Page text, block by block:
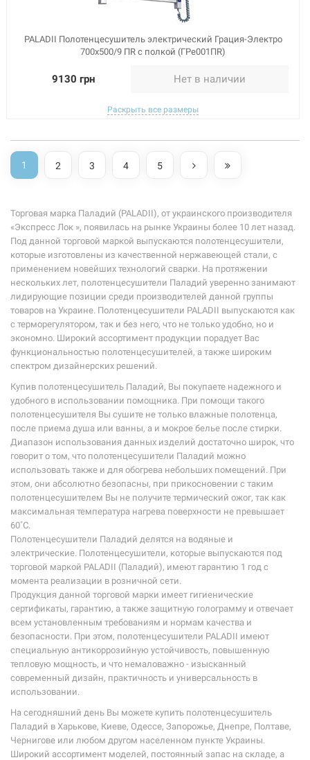
PALADII Полотенцесушитель электрический Грация-Электро
700х500/9 ПR с полкой (ГРе001ПR)
9130 грн Нет в наличии
Раскрыть все размеры
1 2 3 4 5
Торговая марка Паладий (PALADII), от украинского производителя
«Экспресс Лок », появилась на рынке Украины более 10 лет назад.
Под данной торговой маркой выпускаются полотенцесушители,
которые изготовлены из качественной нержавеющей стали, с
применением новейших технологий сварки. На протяжении
нескольких лет, полотенцесушители Паладий уверенно занимают
лидирующие позиции среди производителей данной группы
товаров на Украине. Полотенцесушители PALADII выпускаются как
с терморегулятором, так и без него, что не только удобно, но и
экономно. Широкий ассортимент продукции порадует Вас
функциональностью полотенцесушителей, а также широким
спектром дизайнерских решений.
Купив полотенцесушитель Паладий, Вы покупаете надежного и
удобного в использовании помощника. При помощи такого
полотенцесушителя Вы сушите не только влажные полотенца,
после приема душа или ванны, а и мокрое белье после стирки.
Диапазон использования данных изделий достаточно широк, что
говорит о том, что полотенцесушители Паладий можно
использовать также и для обогрева небольших помещений. При
этом, они абсолютно безопасны, при прикосновении с таким
полотенцесушителем Вы не получите термический ожог, так как
максимальная температура нагрева поверхности не превышает
60˚С.
Полотенцесушители Паладий делятся на водяные и
электрические. Полотенцесушители, которые выпускаются под
торговой маркой PALADII (Паладий), имеют гарантию 1 год с
момента реализации в розничной сети.
Продукция данной торговой марки имеет гигиенические
сертификаты, гарантию, а также защитную голограмму и отвечает
всем установленным требованиям и нормам качества и
безопасности. При этом, полотенцесушители PALADII имеют
специальную антикоррозийную устойчивость, повышенную
тепловую мощность, и что немаловажно - изысканный
современный дизайн, практичность и универсальность в
использовании.
На сегодняшний день Вы можете купить полотенцесушитель
Паладий в Харькове, Киеве, Одессе, Запорожье, Днепре, Полтаве,
Чернигове или любом другом населенном пункте Украины.
Широкий ассортимент моделей, постоянный запас на складе, а